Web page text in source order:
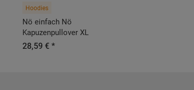
Hoodies
Nö einfach Nö
Kapuzenpullover XL
28,59 € *